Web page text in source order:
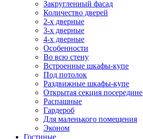
Закругленный фасад
Количество дверей
2-х дверные
3-х дверные
4-х дверные
Особенности
Во всю стену
Встроенные шкафы-купе
Под потолок
Раздвижные шкафы-купе
Открытая секция посередине
Распашные
Гардероб
Для маленького помещения
Эконом
Гостиные